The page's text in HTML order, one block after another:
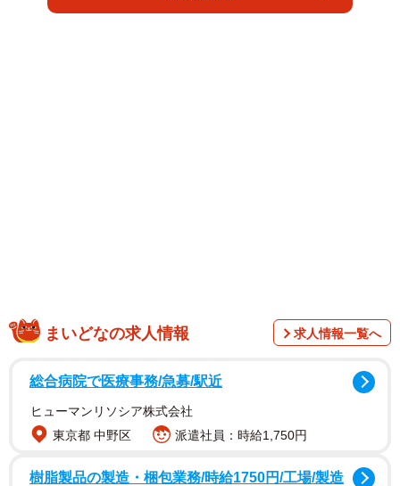
トンネルを買ってもらったから、早速入ってみた！
まいどなの求人情報 求人情報一覧へ
総合病院で医療事務/急募/駅近
ヒューマンリソシア株式会社
東京都 中野区
派遣社員：時給1,750円
樹脂製品の製造・梱包業務/時給1750円/工場/製造